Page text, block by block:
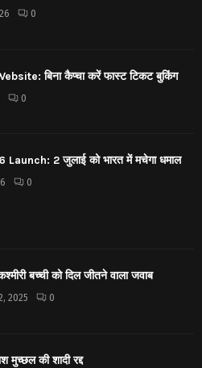
0
बिना कैप्चा करें फास्ट टिकट बुकिंग
0
Launch: 2 जुलाई को भारत में मचेगा धमाल
0
बच्ची को दिल जीतने वाला जवाब
2025 0
मुच्छल की शादी रद्द